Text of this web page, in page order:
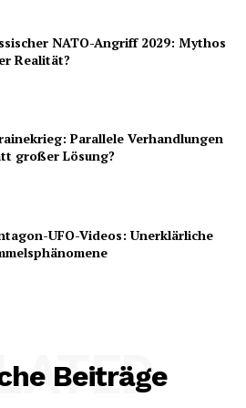
NATO-Angriff 2029: Mythos
Realität?
Parallele Verhandlungen
großer Lösung?
UFO-Videos: Unerklärliche
Beiträge